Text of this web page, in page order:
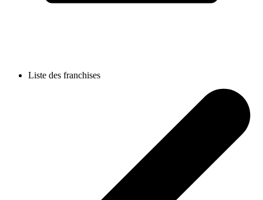
Liste des franchises